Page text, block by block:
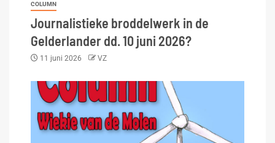
COLUMN
Journalistieke broddelwerk in de
Gelderlander dd. 10 juni 2026?
11 juni 2026 VZ